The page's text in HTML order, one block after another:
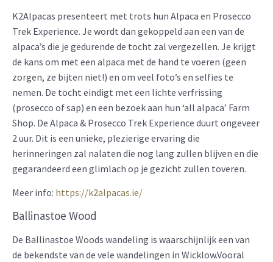
K2Alpacas presenteert met trots hun Alpaca en Prosecco
Trek Experience. Je wordt dan gekoppeld aan een van de
alpaca’s die je gedurende de tocht zal vergezellen. Je krijgt
de kans om met een alpaca met de hand te voeren (geen
zorgen, ze bijten niet!) en om veel foto’s en selfies te
nemen. De tocht eindigt met een lichte verfrissing
(prosecco of sap) en een bezoek aan hun ‘all alpaca’ Farm
Shop. De Alpaca & Prosecco Trek Experience duurt ongeveer
2 uur. Dit is een unieke, plezierige ervaring die
herinneringen zal nalaten die nog lang zullen blijven en die
gegarandeerd een glimlach op je gezicht zullen toveren.
Meer info: https://k2alpacas.ie/
Ballinastoe Wood
De Ballinastoe Woods wandeling is waarschijnlijk een van
de bekendste van de vele wandelingen in Wicklow.Vooral